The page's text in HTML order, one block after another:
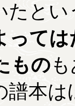
たと
って
もの
譜本